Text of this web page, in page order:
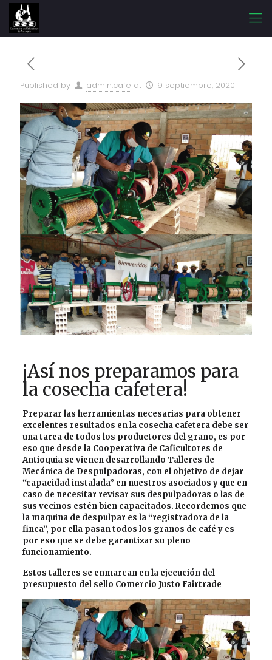
Published by admin.cafe at 9 septiembre, 2020
¡Así nos preparamos para
la cosecha cafetera!
Preparar las herramientas necesarias para obtener
excelentes resultados en la cosecha cafetera debe ser
una tarea de todos los productores del grano, es por
eso que desde la Cooperativa de Caficultores de
Antioquia se vienen desarrollando Talleres de
Mecánica de Despulpadoras, con el objetivo de dejar
“capacidad instalada” en nuestros asociados y que en
caso de necesitar revisar sus despulpadoras o las de
sus vecinos estén bien capacitados. Recordemos que
la maquina de despulpar es la “registradora de la
finca”, por ella pasan todos los granos de café y es
por eso que se debe garantizar su pleno
funcionamiento.
Estos talleres se enmarcan en la ejecución del
presupuesto del sello Comercio Justo Fairtrade